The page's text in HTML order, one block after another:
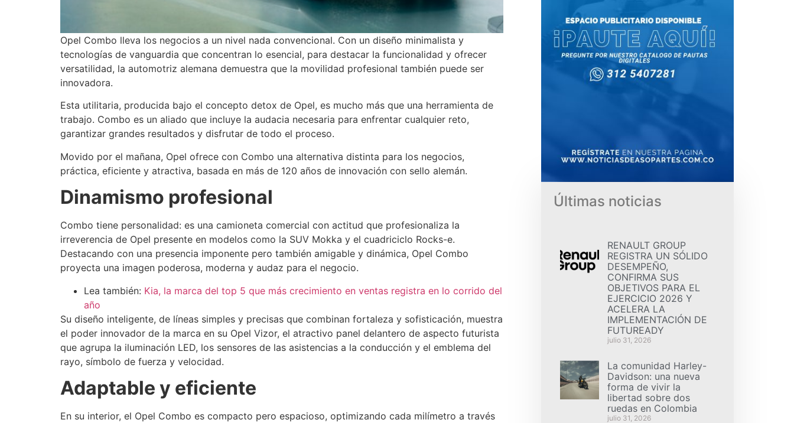
Opel Combo lleva los negocios a un nivel nada convencional. Con un diseño minimalista y
tecnologías de vanguardia que concentran lo esencial, para destacar la funcionalidad y ofrecer
versatilidad, la automotriz alemana demuestra que la movilidad profesional también puede ser
innovadora.
Esta utilitaria, producida bajo el concepto detox de Opel, es mucho más que una herramienta de
trabajo. Combo es un aliado que incluye la audacia necesaria para enfrentar cualquier reto,
garantizar grandes resultados y disfrutar de todo el proceso.
Movido por el mañana, Opel ofrece con Combo una alternativa distinta para los negocios,
práctica, eficiente y atractiva, basada en más de 120 años de innovación con sello alemán.
Dinamismo profesional
Combo tiene personalidad: es una camioneta comercial con actitud que profesionaliza la
irreverencia de Opel presente en modelos como la SUV Mokka y el cuadriciclo Rocks-e.
Destacando con una presencia imponente pero también amigable y dinámica, Opel Combo
proyecta una imagen poderosa, moderna y audaz para el negocio.
Lea también: Kia, la marca del top 5 que más crecimiento en ventas registra en lo corrido del
año
Su diseño inteligente, de líneas simples y precisas que combinan fortaleza y sofisticación, muestra
el poder innovador de la marca en su Opel Vizor, el atractivo panel delantero de aspecto futurista
que agrupa la iluminación LED, los sensores de las asistencias a la conducción y el emblema del
rayo, símbolo de fuerza y velocidad.
Adaptable y eficiente
En su interior, el Opel Combo es compacto pero espacioso, optimizando cada milímetro a través
Últimas noticias
RENAULT GROUP
REGISTRA UN SÓLIDO
DESEMPEÑO,
CONFIRMA SUS
OBJETIVOS PARA EL
EJERCICIO 2026 Y
ACELERA LA
IMPLEMENTACIÓN DE
FUTUREADY
julio 31, 2026
La comunidad Harley-
Davidson: una nueva
forma de vivir la
libertad sobre dos
ruedas en Colombia
julio 31, 2026